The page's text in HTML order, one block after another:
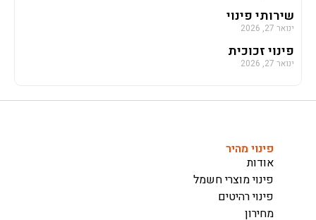
שירותי פינוי
ינואר 27, 2026
פינוי זכוכית
ינואר 27, 2026
פינוי מהיר
אודות
פינוי מוצרי חשמל
פינוי רהיטים
מחירון